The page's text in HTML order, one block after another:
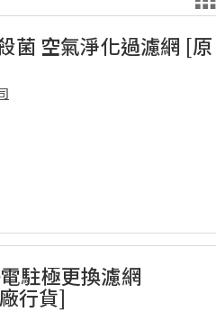
菌 空氣淨化過濾網 [原
駐極更換濾網
行貨]